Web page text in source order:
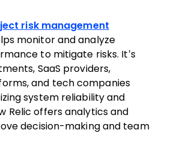
risk management
monitor and analyze
to mitigate risks. It’s
SaaS providers,
and tech companies
system reliability and
Relic offers analytics and
decision-making and team